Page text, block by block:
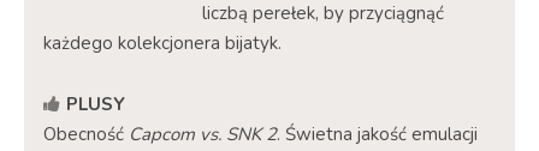
liczbą perełek, by przyciągnąć
każdego kolekcjonera bijatyk.
PLUSY
Obecność Capcom vs. SNK 2. Świetna jakość emulacji